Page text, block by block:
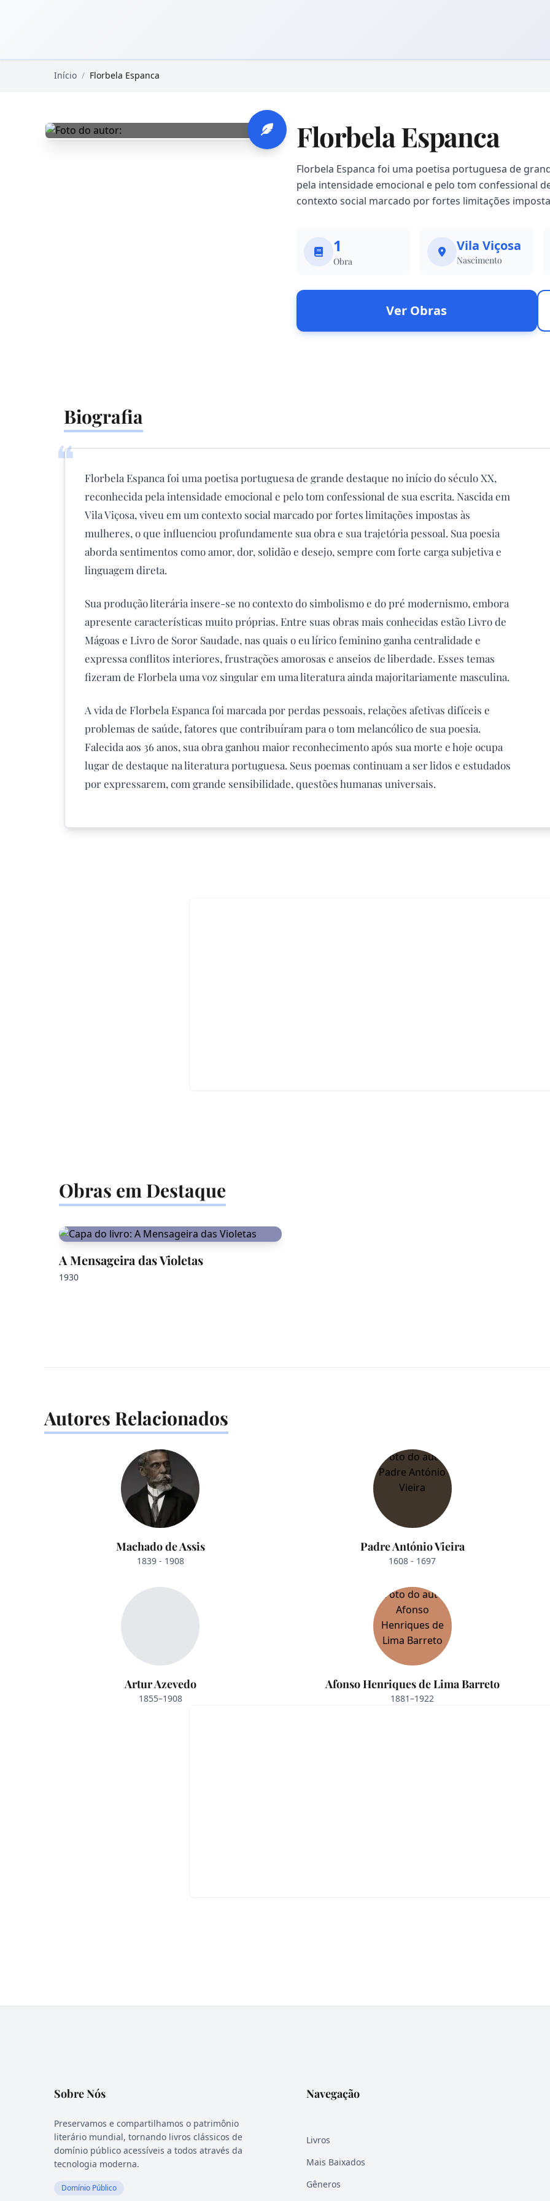
Início / Florbela Espanca
Florbela Espanca
Florbela Espanca foi uma poetisa portuguesa de
pela intensidade emocional e pelo tom confessional
contexto social marcado por fortes limitações
1
Obra
Vila Viçosa
Nascimento
Ver Obras
Biografia
❝
Florbela Espanca foi uma poetisa portuguesa de grande destaque no início do século XX,
reconhecida pela intensidade emocional e pelo tom confessional de sua escrita. Nascida em
Vila Viçosa, viveu em um contexto social marcado por fortes limitações impostas às
mulheres, o que influenciou profundamente sua obra e sua trajetória pessoal. Sua poesia
aborda sentimentos como amor, dor, solidão e desejo, sempre com forte carga subjetiva e
linguagem direta.
Sua produção literária insere-se no contexto do simbolismo e do pré modernismo, embora
apresente características muito próprias. Entre suas obras mais conhecidas estão Livro de
Mágoas e Livro de Soror Saudade, nas quais o eu lírico feminino ganha centralidade e
expressa conflitos interiores, frustrações amorosas e anseios de liberdade. Esses temas
fizeram de Florbela uma voz singular em uma literatura ainda majoritariamente masculina.
A vida de Florbela Espanca foi marcada por perdas pessoais, relações afetivas difíceis e
problemas de saúde, fatores que contribuíram para o tom melancólico de sua poesia.
Falecida aos 36 anos, sua obra ganhou maior reconhecimento após sua morte e hoje ocupa
lugar de destaque na literatura portuguesa. Seus poemas continuam a ser lidos e estudados
por expressarem, com grande sensibilidade, questões humanas universais.
Obras em Destaque
A Mensageira das Violetas
1930
Autores Relacionados
Machado de Assis
1839 - 1908
Padre António Vieira
1608 - 1697
Artur Azevedo
1855–1908
Afonso Henriques de Lima Barreto
1881–1922
Sobre Nós
Preservamos e compartilhamos o patrimônio
literário mundial, tornando livros clássicos de
domínio público acessíveis a todos através da
tecnologia moderna.
Domínio Público
Navegação
Livros
Mais Baixados
Gêneros